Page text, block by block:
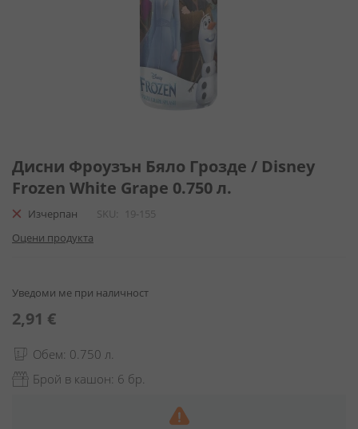
към
началото
на
галерия
снимки
Дисни Фроузън Бяло Грозде / Disney
Frozen White Grape 0.750 л.
Изчерпан SKU
19-155
Оцени продукта
Уведоми ме при наличност
2,91 €
Обем: 0.750 л.
Брой в кашон: 6 бр.